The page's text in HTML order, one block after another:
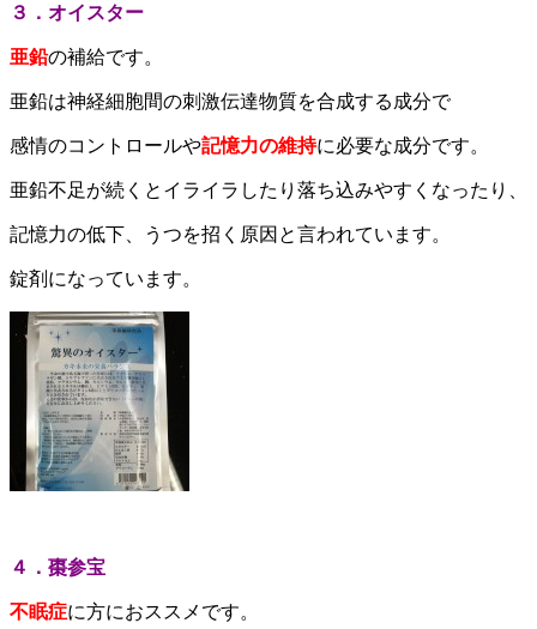
３．オイスター
亜鉛の補給です。
亜鉛は神経細胞間の刺激伝達物質を合成する成分で
感情のコントロールや記憶力の維持に必要な成分です。
亜鉛不足が続くとイライラしたり落ち込みやすくなったり、
記憶力の低下、うつを招く原因と言われています。
錠剤になっています。
４．棗参宝
不眠症に方におススメです。